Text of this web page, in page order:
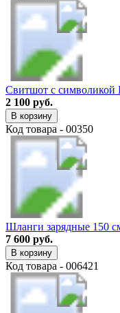
Свитшот с
2 100 руб.
В корзину
Код товара - 00350
Шланги зарядные 150
7 600 руб.
В корзину
Код товара - 006421